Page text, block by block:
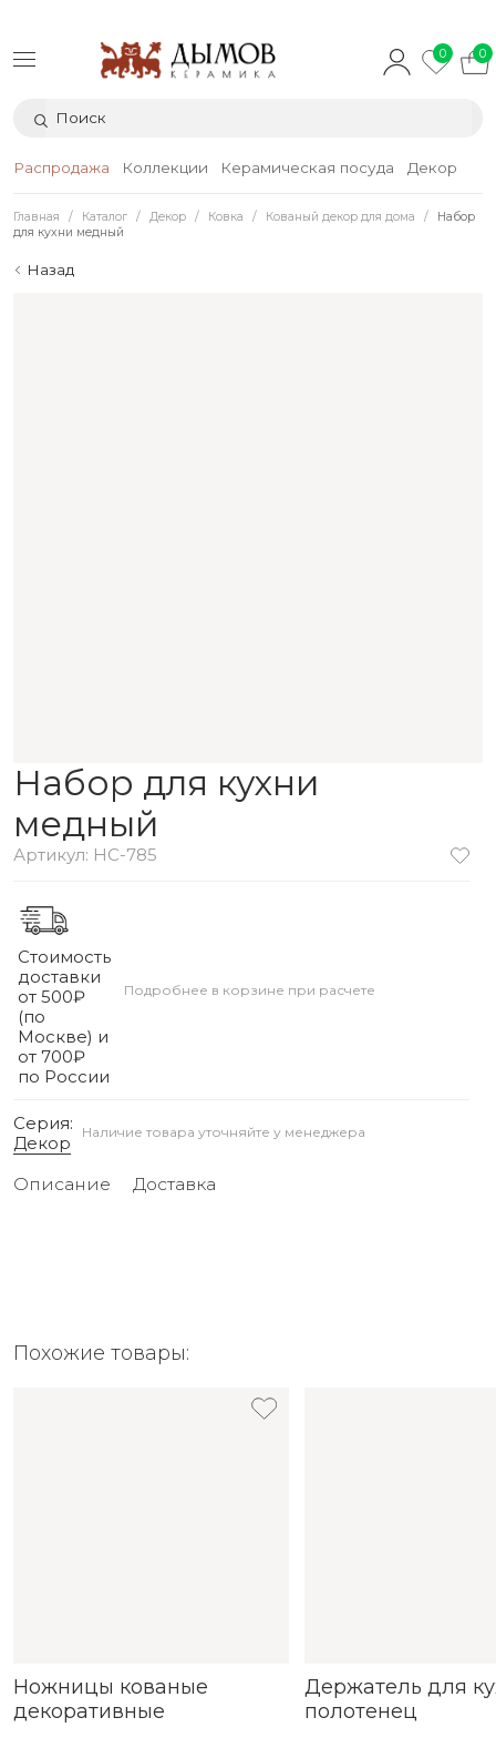
0 0
Распродажа Коллекции Керамическая посуда Декор
Главная Каталог Декор Ковка Кованый декор для дома
Набор
для кухни медный
Назад
Набор для кухни
медный
Артикул: HC-785
Стоимость
доставки
от 500₽
(по
Москве) и
от 700₽
по России
Подробнее в корзине при расчете
Серия:
Декор
Наличие товара уточняйте у менеджера
Описание Доставка
Похожие товары:
Ножницы кованые
декоративные
Держатель для
полотенец